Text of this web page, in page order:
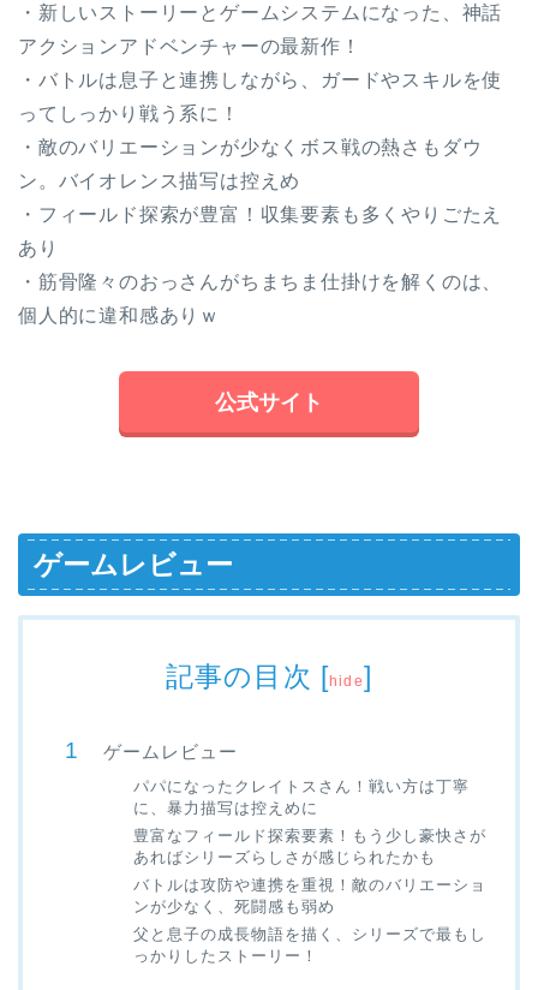
・新しいストーリーとゲームシステムになった、神話
アクションアドベンチャーの最新作！
・バトルは息子と連携しながら、ガードやスキルを使
ってしっかり戦う系に！
・敵のバリエーションが少なくボス戦の熱さもダウ
ン。バイオレンス描写は控えめ
・フィールド探索が豊富！収集要素も多くやりごたえ
あり
・筋骨隆々のおっさんがちまちま仕掛けを解くのは、
個人的に違和感ありｗ
公式サイト
ゲームレビュー
記事の目次 [hide]
ゲームレビュー
パパになったクレイトスさん！戦い方は丁寧
に、暴力描写は控えめに
豊富なフィールド探索要素！もう少し豪快さが
あればシリーズらしさが感じられたかも
バトルは攻防や連携を重視！敵のバリエーショ
ンが少なく、死闘感も弱め
父と息子の成長物語を描く、シリーズで最もし
っかりしたストーリー！